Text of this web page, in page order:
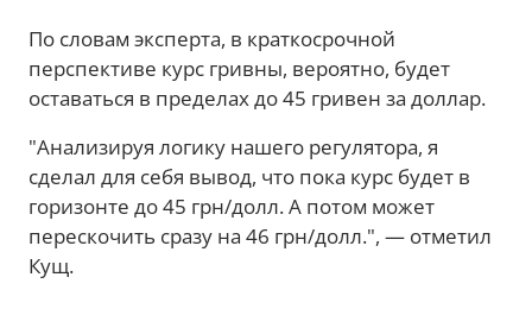
По словам эксперта, в краткосрочной
перспективе курс гривны, вероятно, будет
оставаться в пределах до 45 гривен за доллар.
"Анализируя логику нашего регулятора, я
сделал для себя вывод, что пока курс будет в
горизонте до 45 грн/долл. А потом может
перескочить сразу на 46 грн/долл.", — отметил
Кущ.